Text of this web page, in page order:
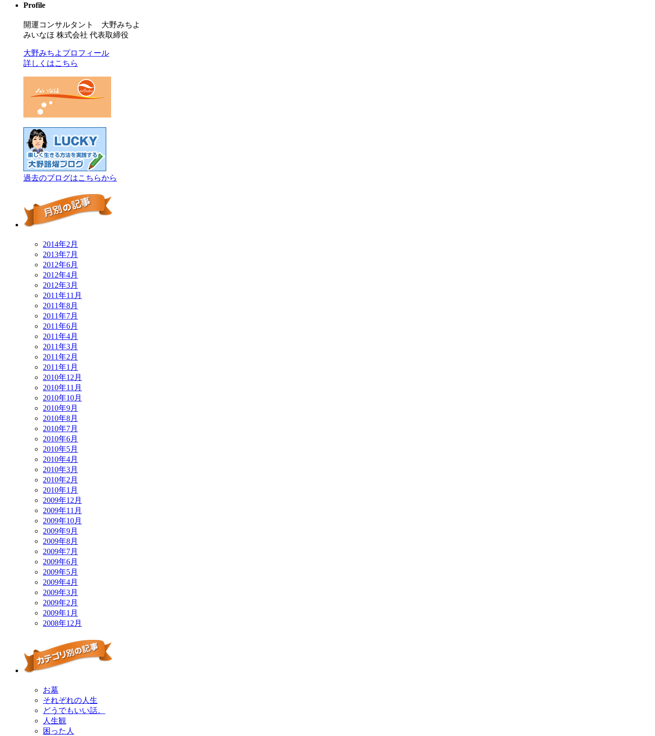
Profile
開運コンサルタント 大野みちよ
みいなほ 株式会社 代表取締役
大野みちよプロフィール
詳しくはこちら
過去のブログはこちらから
2014年2月
2013年7月
2012年6月
2012年4月
2012年3月
2011年11月
2011年8月
2011年7月
2011年6月
2011年4月
2011年3月
2011年2月
2011年1月
2010年12月
2010年11月
2010年10月
2010年9月
2010年8月
2010年7月
2010年6月
2010年5月
2010年4月
2010年3月
2010年2月
2010年1月
2009年12月
2009年11月
2009年10月
2009年9月
2009年8月
2009年7月
2009年6月
2009年5月
2009年4月
2009年3月
2009年2月
2009年1月
2008年12月
お墓
それぞれの人生
どうでもいい話。
人生観
困った人